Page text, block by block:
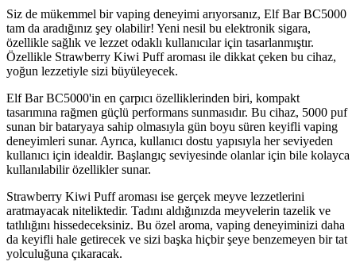
Siz de mükemmel bir vaping deneyimi arıyorsanız, Elf Bar BC5000
tam da aradığınız şey olabilir! Yeni nesil bu elektronik sigara,
özellikle sağlık ve lezzet odaklı kullanıcılar için tasarlanmıştır.
Özellikle Strawberry Kiwi Puff aroması ile dikkat çeken bu cihaz,
yoğun lezzetiyle sizi büyüleyecek.
Elf Bar BC5000'in en çarpıcı özelliklerinden biri, kompakt
tasarımına rağmen güçlü performans sunmasıdır. Bu cihaz, 5000 puf
sunan bir bataryaya sahip olmasıyla gün boyu süren keyifli vaping
deneyimleri sunar. Ayrıca, kullanıcı dostu yapısıyla her seviyeden
kullanıcı için idealdir. Başlangıç seviyesinde olanlar için bile kolayca
kullanılabilir özellikler sunar.
Strawberry Kiwi Puff aroması ise gerçek meyve lezzetlerini
aratmayacak niteliktedir. Tadını aldığınızda meyvelerin tazelik ve
tatlılığını hissedeceksiniz. Bu özel aroma, vaping deneyiminizi daha
da keyifli hale getirecek ve sizi başka hiçbir şeye benzemeyen bir tat
yolculuğuna çıkaracak.